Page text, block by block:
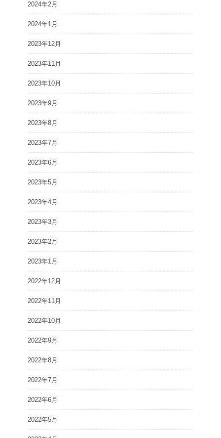
2024年2月
2024年1月
2023年12月
2023年11月
2023年10月
2023年9月
2023年8月
2023年7月
2023年6月
2023年5月
2023年4月
2023年3月
2023年2月
2023年1月
2022年12月
2022年11月
2022年10月
2022年9月
2022年8月
2022年7月
2022年6月
2022年5月